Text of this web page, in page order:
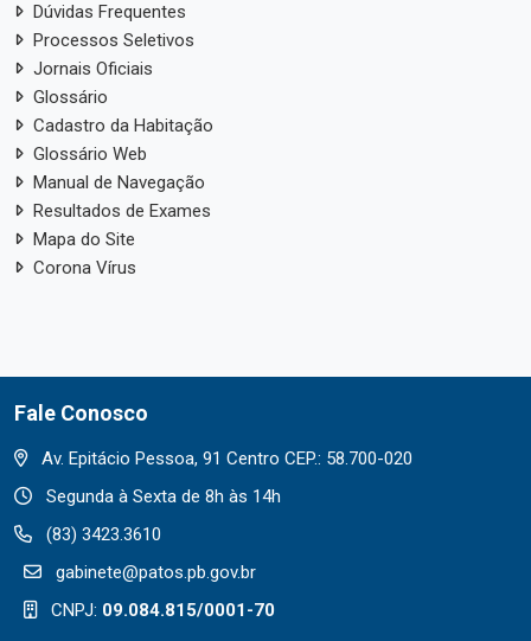
Dúvidas Frequentes
Processos Seletivos
Jornais Oficiais
Glossário
Cadastro da Habitação
Glossário Web
Manual de Navegação
Resultados de Exames
Mapa do Site
Corona Vírus
Fale Conosco
Av. Epitácio Pessoa, 91 Centro CEP.: 58.700-020
Segunda à Sexta de 8h às 14h
(83) 3423.3610
gabinete@patos.pb.gov.br
CNPJ: 09.084.815/0001-70